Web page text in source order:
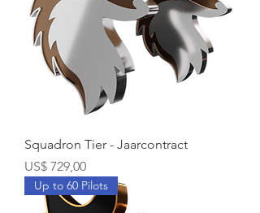
Squadron Tier - Jaarcontract
Prijs
US$ 729,00
Up to 60 Pilots